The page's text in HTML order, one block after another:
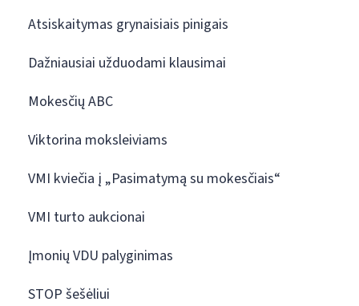
Atsiskaitymas grynaisiais pinigais
Dažniausiai užduodami klausimai
Mokesčių ABC
Viktorina moksleiviams
VMI kviečia į „Pasimatymą su mokesčiais“
VMI turto aukcionai
Įmonių VDU palyginimas
STOP šešėliui